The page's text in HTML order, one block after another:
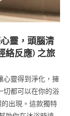
靈，頭腦清
絡反應) 之旅
心靈得到淨化，擁
切都可以在你的浴
出現。這款獨特